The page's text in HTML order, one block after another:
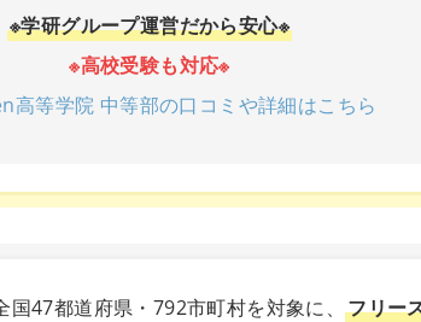
※学研グループ運営だから安心※
※高校受験も対応※
高等学院 中等部の口コミや詳細はこちら
国47都道府県・792市町村を対象に、フリー